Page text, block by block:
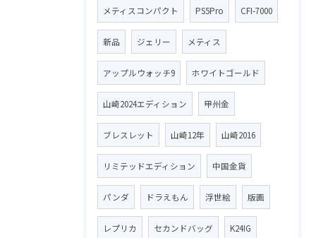
メティスコンパクト PS5Pro CFI-7000
新品 ジェリー メティス
アップルウォッチ9 ホワイトゴールド
山崎2024エディション 甲州金
ブレスレット 山崎12年 山崎2016
リミテッドエディション 中国金貨
パンダ ドラえもん 浮世絵 版画
レプリカ セカンドバッグ K24IG